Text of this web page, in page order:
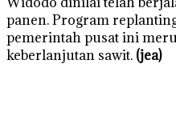
panen. Program
pemerintah pusat ini
keberlanjutan sawit. (jea)